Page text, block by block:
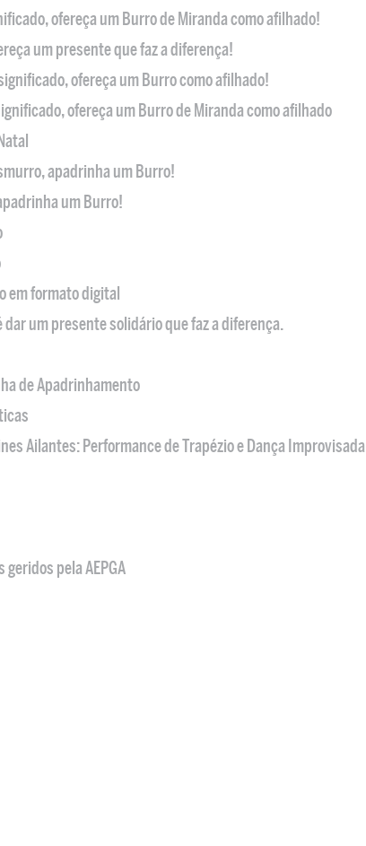
ofereça um Burro de Miranda como afilhado!
um presente que faz a diferença!
ofereça um Burro como afilhado!
ofereça um Burro de Miranda como afilhado
apadrinha um Burro!
um Burro!
em formato digital
um presente solidário que faz a diferença.
de Apadrinhamento
Ailantes: Performance de Trapézio e Dança Improvisada
pela AEPGA